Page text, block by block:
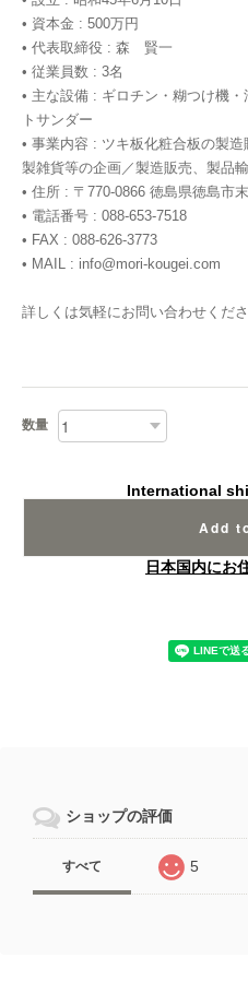
• 資本金 : 500万円
• 代表取締役 : 森 賢一
• 従業員数 : 3名
• 主な設備 : ギロチン・糊つけ機
トサンダー
• 事業内容 : ツキ板化粧合板の製
製雑貨等の企画／製造販売、製品
• 住所 : 〒770-0866 徳島県徳島市
• 電話番号 : 088-653-7518
• FAX : 088-626-3773
• MAIL : info@mori-kougei.com
詳しくは気軽にお問い合わせくださ
数量
International
Add
日本国内にお
ショップの評価
すべて 5